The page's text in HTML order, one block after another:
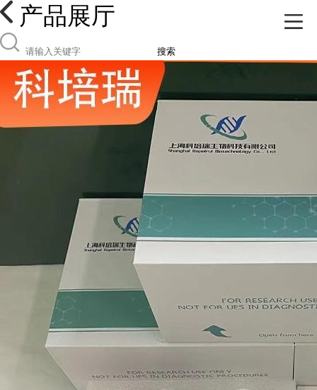
产品展厅
搜索